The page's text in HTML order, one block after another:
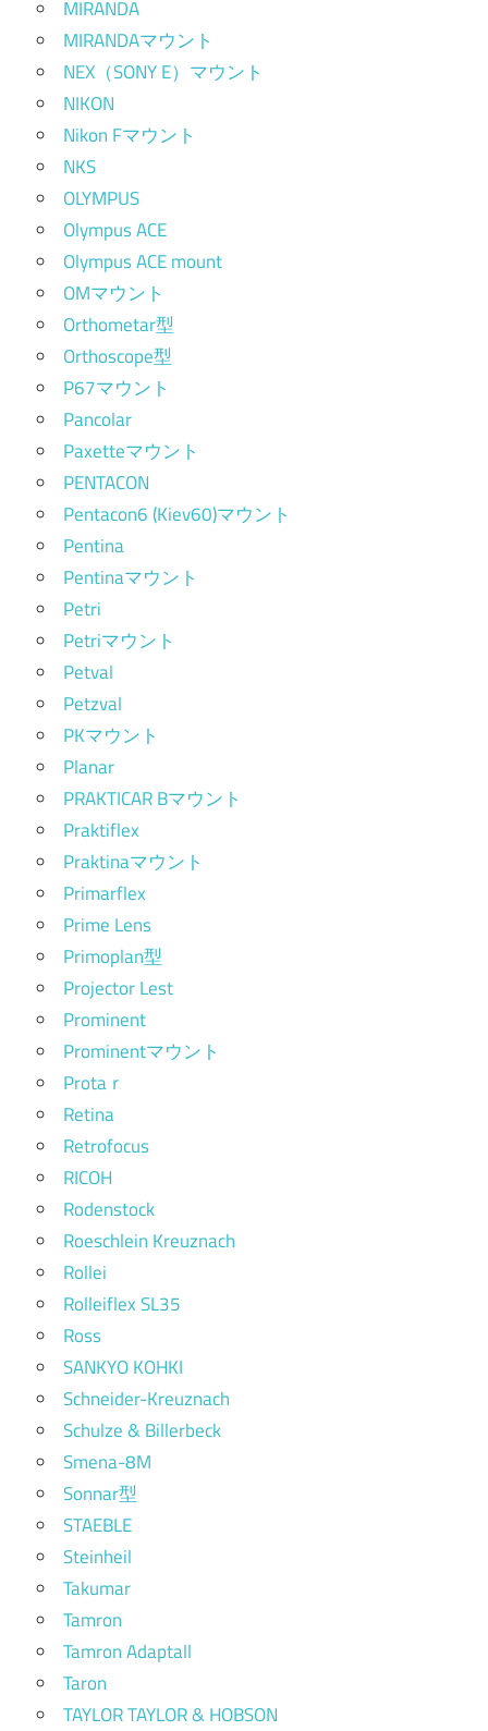
MIRANDA
MIRANDAマウント
NEX（SONY E）マウント
NIKON
Nikon Fマウント
NKS
OLYMPUS
Olympus ACE
Olympus ACE mount
OMマウント
Orthometar型
Orthoscope型
P67マウント
Pancolar
Paxetteマウント
PENTACON
Pentacon6 (Kiev60)マウント
Pentina
Pentinaマウント
Petri
Petriマウント
Petval
Petzval
PKマウント
Planar
PRAKTICAR Bマウント
Praktiflex
Praktinaマウント
Primarflex
Prime Lens
Primoplan型
Projector Lest
Prominent
Prominentマウント
Protaｒ
Retina
Retrofocus
RICOH
Rodenstock
Roeschlein Kreuznach
Rollei
Rolleiflex SL35
Ross
SANKYO KOHKI
Schneider-Kreuznach
Schulze & Billerbeck
Smena-8M
Sonnar型
STAEBLE
Steinheil
Takumar
Tamron
Tamron Adaptall
Taron
TAYLOR TAYLOR & HOBSON